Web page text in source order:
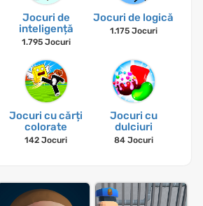
Jocuri de
inteligență
1.795 Jocuri
Jocuri de logică
1.175 Jocuri
Jocuri cu cărți
colorate
142 Jocuri
Jocuri cu
dulciuri
84 Jocuri